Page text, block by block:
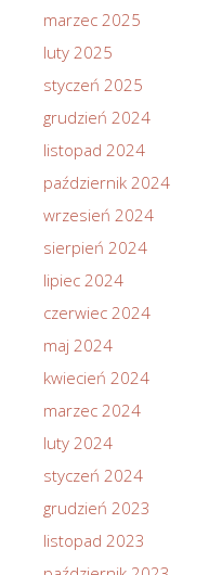
marzec 2025
luty 2025
styczeń 2025
grudzień 2024
listopad 2024
październik 2024
wrzesień 2024
sierpień 2024
lipiec 2024
czerwiec 2024
maj 2024
kwiecień 2024
marzec 2024
luty 2024
styczeń 2024
grudzień 2023
listopad 2023